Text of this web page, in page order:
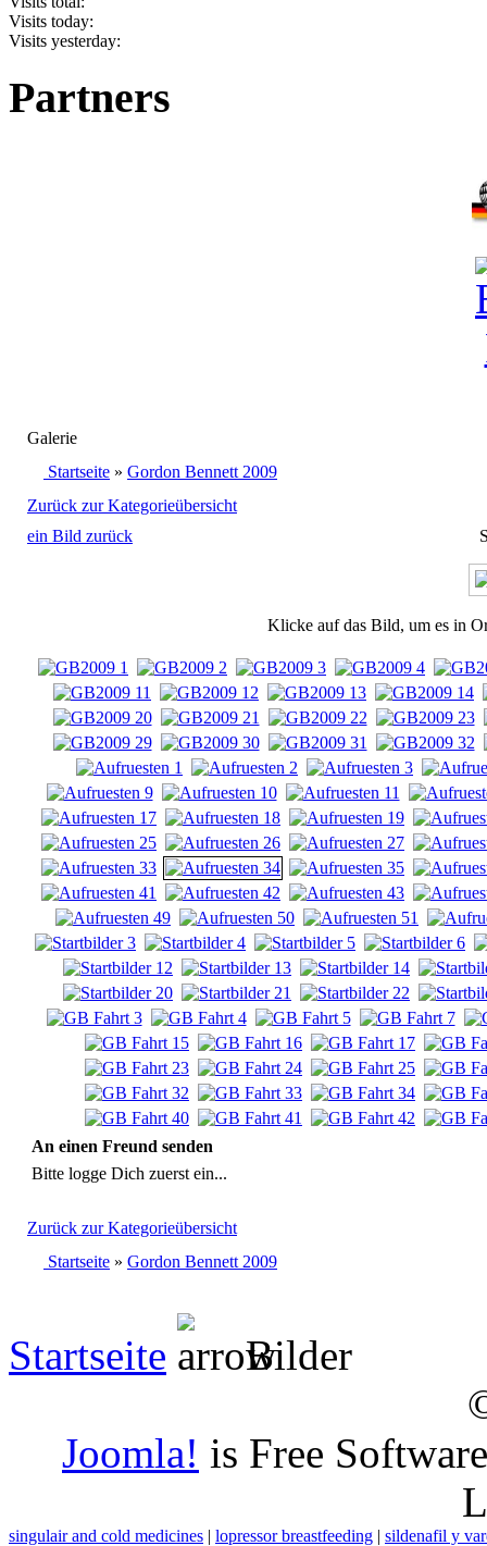
Visits today:
Visits yesterday:
Partners
Galerie
Startseite » Gordon Bennett 2009
Zurück zur Kategorieübersicht
ein Bild zurück
Klicke auf das Bild, um es in
An einen Freund senden
Bitte logge Dich zuerst ein...
Zurück zur Kategorieübersicht
Startseite » Gordon Bennett 2009
Startseite
Bilder
Joomla! is Free
singulair and cold medicines | lopressor breastfeeding | sildenafil y